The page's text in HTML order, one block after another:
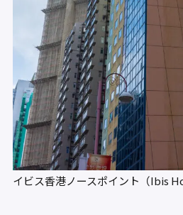
イビス香港ノースポイント（Ibis